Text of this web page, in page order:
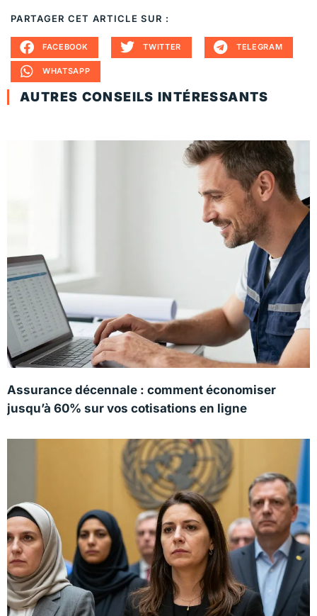
PARTAGER CET ARTICLE SUR :
FACEBOOK TWITTER TELEGRAM
WHATSAPP
AUTRES CONSEILS INTÉRESSANTS
Assurance décennale : comment économiser
jusqu’à 60% sur vos cotisations en ligne